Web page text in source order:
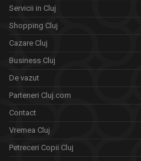
Servicii in Cluj
Shopping Cluj
Cazare Cluj
Business Cluj
De vazut
Parteneri Cluj.com
Contact
Vremea Cluj
Petreceri Copii Cluj